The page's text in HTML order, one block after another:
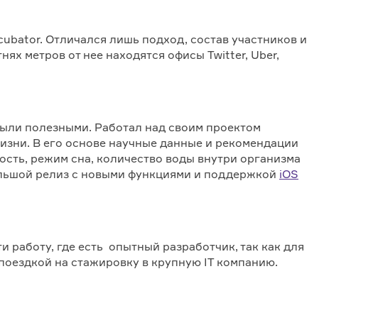
Отличался лишь подход, состав участников и
метров от нее находятся офисы Twitter, Uber,
полезными. Работал над своим проектом
В его основе научные данные и рекомендации
режим сна, количество воды внутри организма
релиз с новыми функциями и поддержкой iOS
где есть опытный разработчик, так как для
на стажировку в крупную IT компанию.